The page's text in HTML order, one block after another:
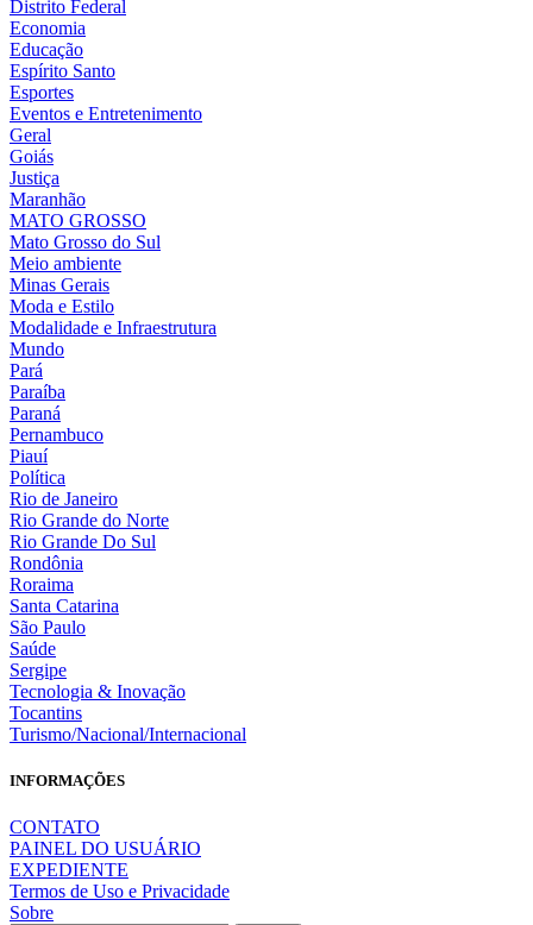
Distrito Federal
Economia
Educação
Espírito Santo
Esportes
Eventos e Entretenimento
Geral
Goiás
Justiça
Maranhão
MATO GROSSO
Mato Grosso do Sul
Meio ambiente
Minas Gerais
Moda e Estilo
Modalidade e Infraestrutura
Mundo
Pará
Paraíba
Paraná
Pernambuco
Piauí
Política
Rio de Janeiro
Rio Grande do Norte
Rio Grande Do Sul
Rondônia
Roraima
Santa Catarina
São Paulo
Saúde
Sergipe
Tecnologia & Inovação
Tocantins
Turismo/Nacional/Internacional
INFORMAÇÕES
CONTATO
PAINEL DO USUÁRIO
EXPEDIENTE
Termos de Uso e Privacidade
Sobre